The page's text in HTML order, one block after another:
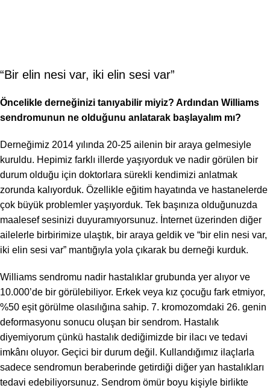
“Bir elin nesi var, iki elin sesi var”
Öncelikle derneğinizi tanıyabilir miyiz? Ardından Williams
sendromunun ne olduğunu anlatarak başlayalım mı?
Derneğimiz 2014 yılında 20-25 ailenin bir araya gelmesiyle
kuruldu. Hepimiz farklı illerde yaşıyorduk ve nadir görülen bir
durum olduğu için doktorlara sürekli kendimizi anlatmak
zorunda kalıyorduk. Özellikle eğitim hayatında ve hastanelerde
çok büyük problemler yaşıyorduk. Tek başınıza olduğunuzda
maalesef sesinizi duyuramıyorsunuz. İnternet üzerinden diğer
ailelerle birbirimize ulaştık, bir araya geldik ve “bir elin nesi var,
iki elin sesi var” mantığıyla yola çıkarak bu derneği kurduk.
Williams sendromu nadir hastalıklar grubunda yer alıyor ve
10.000’de bir görülebiliyor. Erkek veya kız çocuğu fark etmiyor,
%50 eşit görülme olasılığına sahip. 7. kromozomdaki 26. genin
deformasyonu sonucu oluşan bir sendrom. Hastalık
diyemiyorum çünkü hastalık dediğimizde bir ilacı ve tedavi
imkânı oluyor. Geçici bir durum değil. Kullandığımız ilaçlarla
sadece sendromun beraberinde getirdiği diğer yan hastalıkları
tedavi edebiliyorsunuz. Sendrom ömür boyu kişiyle birlikte